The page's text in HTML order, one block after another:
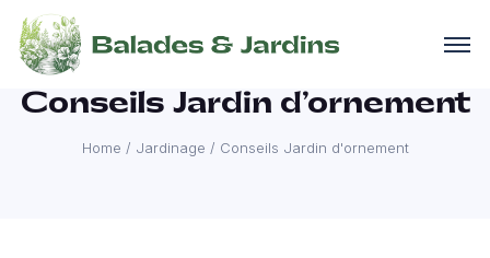
Conseils Jardin d’ornement
Home / Jardinage / Conseils Jardin d'ornement